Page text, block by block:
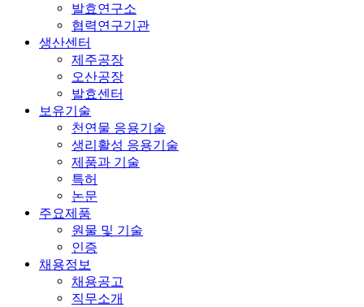
발효연구소
협력연구기관
생산센터
제주공장
오산공장
발효센터
보유기술
천연물 응용기술
생리활성 응용기술
제품과 기술
특허
논문
주요제품
원물 및 기술
인증
채용정보
채용공고
직무소개